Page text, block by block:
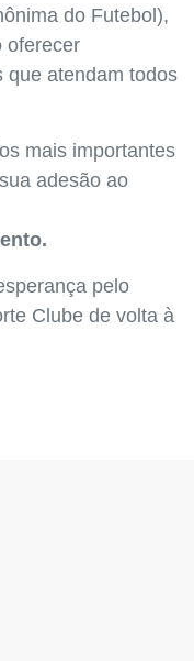
do Futebol),
oferecer
que atendam todos
mais importantes
adesão ao
pelo
Clube de volta à